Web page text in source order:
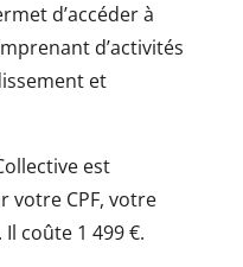
d’accéder à
d’activités
et
est
votre CPF, votre
coûte 1 499 €.